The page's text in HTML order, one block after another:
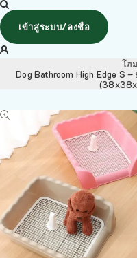
เข้าสู่ระบบ/ลงชื่อ
โฮม
Dog Bathroom High Edge S